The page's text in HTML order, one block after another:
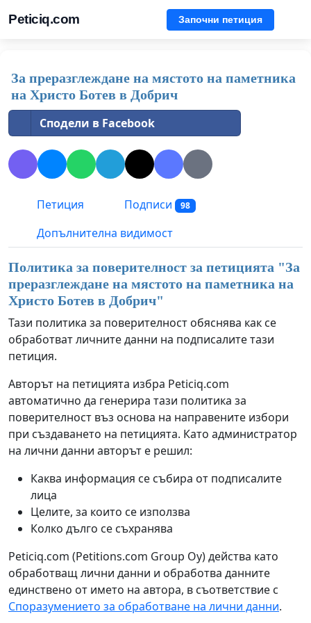
Peticiq.com Започни петиция
За преразглеждане на мястото на паметника
на Христо Ботев в Добрич
Сподели в Facebook
Петиция Подписи 98
Допълнителна видимост
Политика за поверителност за петицията "За
преразглеждане на мястото на паметника на
Христо Ботев в Добрич"
Тази политика за поверителност обяснява как се
обработват личните данни на подписалите тази
петиция.
Авторът на петицията избра Peticiq.com
автоматично да генерира тази политика за
поверителност въз основа на направените избори
при създаването на петицията. Като администратор
на лични данни авторът е решил:
Каква информация се събира от подписалите
лица
Целите, за които се използва
Колко дълго се съхранява
Peticiq.com (Petitions.com Group Oy) действа като
обработващ лични данни и обработва данните
единствено от името на автора, в съответствие с
Споразумението за обработване на лични данни.